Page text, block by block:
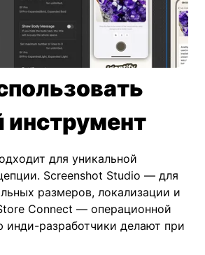
для уникальной
Screenshot Studio — для
размеров, локализации и
Connect — операционной
инди-разработчики делают при